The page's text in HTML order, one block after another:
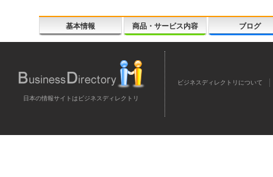
基本情報 商品・サービス内容 ブログ
日本の情報サイトはビジネスディレクトリ
ビジネスディレクトリについて